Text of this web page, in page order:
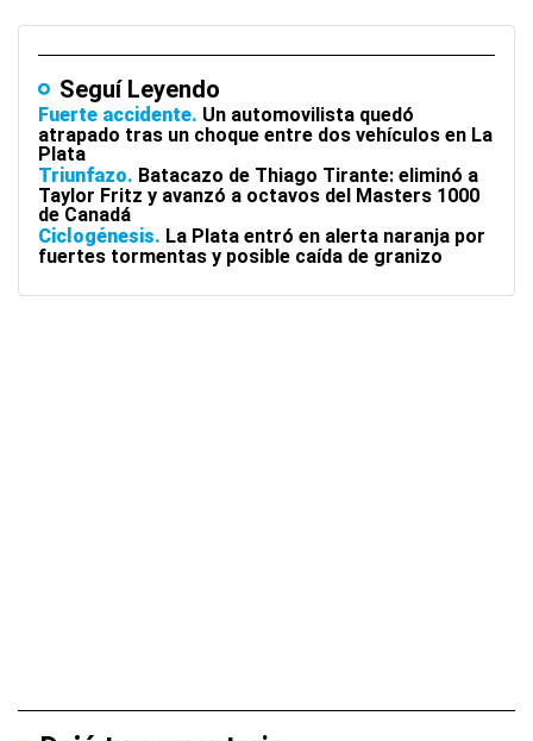
Seguí Leyendo
Fuerte accidente Un automovilista quedó
atrapado tras un choque entre dos vehículos en La
Plata
Triunfazo Batacazo de Thiago Tirante: eliminó a
Taylor Fritz y avanzó a octavos del Masters 1000
de Canadá
Ciclogénesis La Plata entró en alerta naranja por
fuertes tormentas y posible caída de granizo